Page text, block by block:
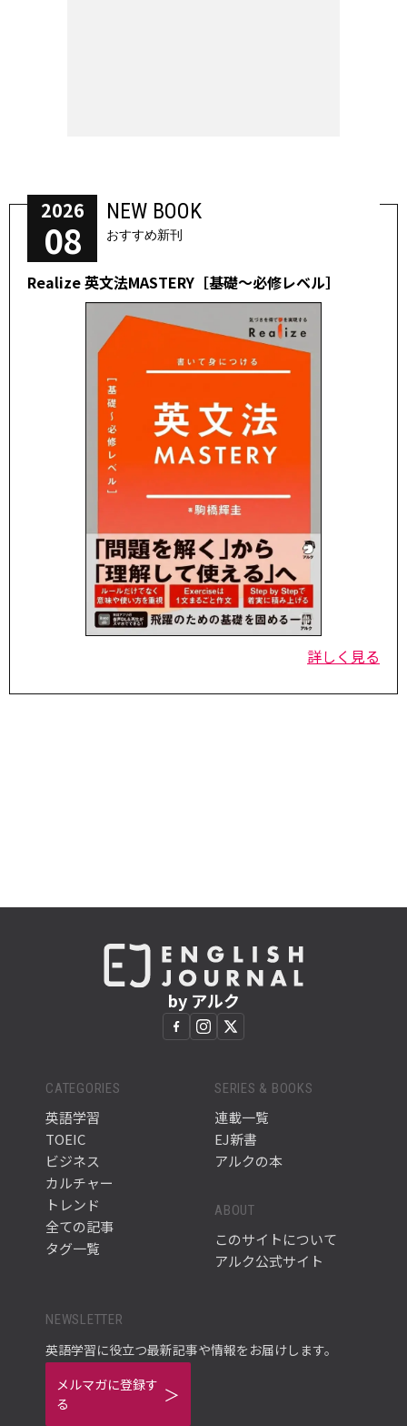
2026
08
NEW BOOK
おすすめ新刊
Realize 英文法MASTERY［基礎～必修レベル］
詳しく見る
by アルク
CATEGORIES
英語学習
TOEIC
ビジネス
カルチャー
トレンド
全ての記事
タグ一覧
SERIES & BOOKS
連載一覧
EJ新書
アルクの本
ABOUT
このサイトについて
アルク公式サイト
NEWSLETTER
英語学習に役立つ最新記事や情報をお届けします。
メルマガに登録す
る